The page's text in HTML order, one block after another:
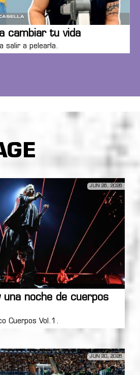
cambiar tu vida
salir a pelearla.
JUN 26, 2026
una noche de cuerpos
Cuerpos Vol.1.
JUN 20, 2026